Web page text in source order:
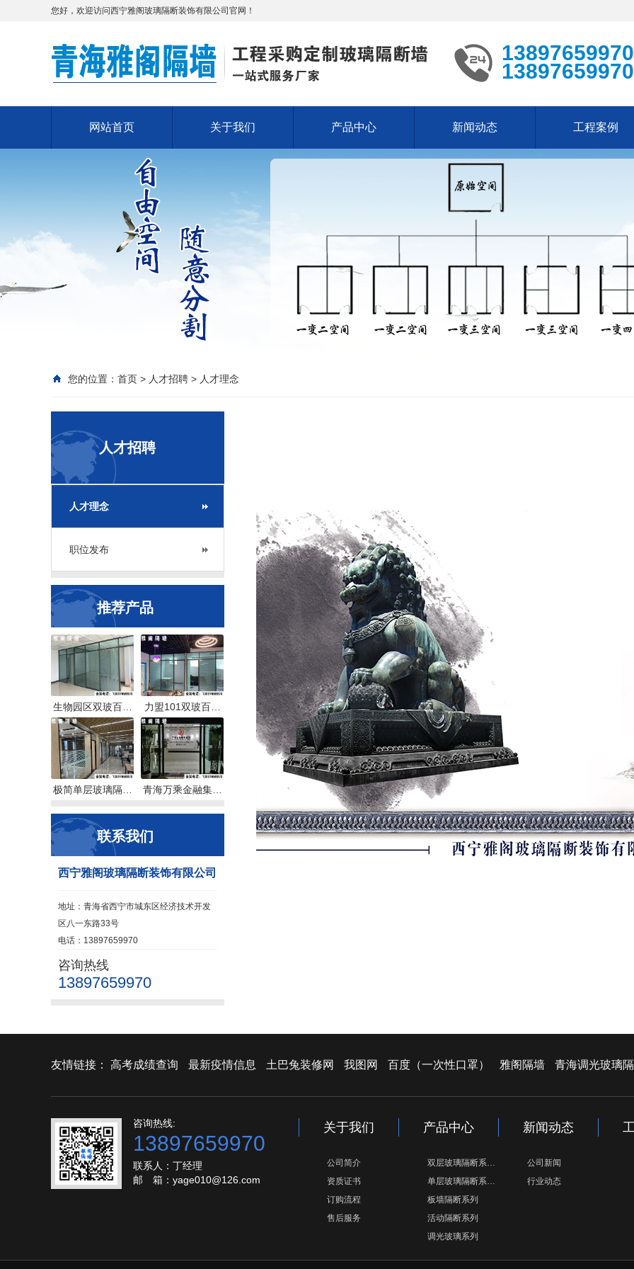
您好，欢迎访问西宁雅阁玻璃隔断装饰有限公司官网！
13897659970
13897659970
网站首页 关于我们 产品中心 新闻动态 工程案例
您的位置： 首页 > 人才招聘 > 人才理念
人才招聘
人才理念
职位发布
推荐产品
生物园区双玻百… 力盟101双玻百…
极简单层玻璃隔… 青海万乘金融集…
联系我们
西宁雅阁玻璃隔断装饰有限公司
地址：青海省西宁市城东区经济技术开发
区八一东路33号
电话：13897659970
咨询热线
13897659970
友情链接： 高考成绩查询 最新疫情信息 土巴兔装修网 我图网 百度（一次性口罩） 雅阁隔墙 青海调光玻璃
咨询热线:
13897659970
联系人：丁经理
邮 箱：yage010@126.com
关于我们
公司简介
资质证书
订购流程
售后服务
产品中心
双层玻璃隔断系…
单层玻璃隔断系…
板墙隔断系列
活动隔断系列
调光玻璃系列
新闻动态
公司新闻
行业动态